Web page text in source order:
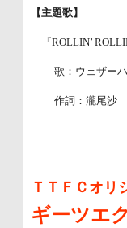
【主題歌】
『ROLLIN’
歌：ウェザーハ
作詞：瀧尾沙
ＴＴＦＣオリ
ギーツエ